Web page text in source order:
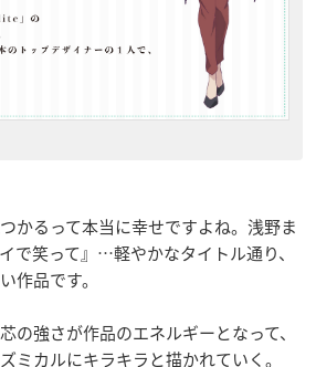
かるって本当に幸せですよね。浅野ま
で笑って』…軽やかなタイトル通り、
作品です。
の強さが作品のエネルギーとなって、
ミカルにキラキラと描かれていく。